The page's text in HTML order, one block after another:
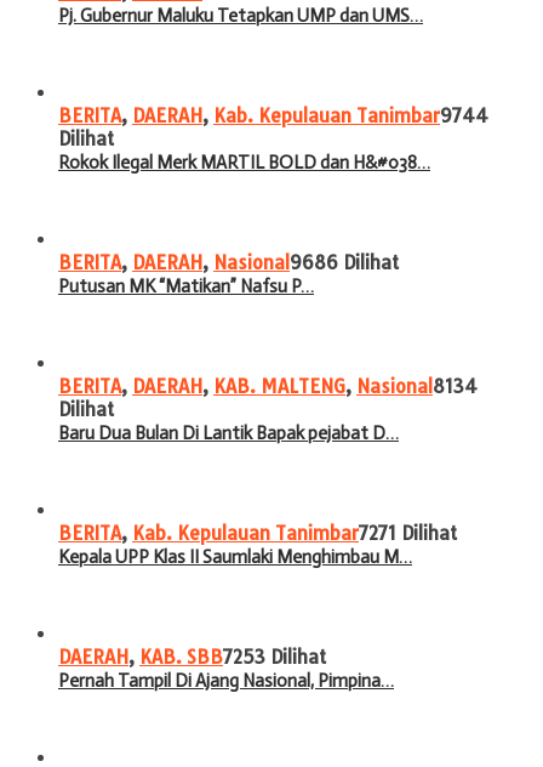
Pj. Gubernur Maluku Tetapkan UMP dan UMS…
BERITA, DAERAH, Kab. Kepulauan Tanimbar9744
Dilihat
Rokok Ilegal Merk MARTIL BOLD dan H&#038…
BERITA, DAERAH, Nasional 9686 Dilihat
Putusan MK “Matikan” Nafsu P…
BERITA, DAERAH, KAB. MALTENG, Nasional 8134
Dilihat
Baru Dua Bulan Di Lantik Bapak pejabat D…
BERITA, Kab. Kepulauan Tanimbar7271 Dilihat
Kepala UPP Klas II Saumlaki Menghimbau M…
DAERAH, KAB. SBB7253 Dilihat
Pernah Tampil Di Ajang Nasional, Pimpina…